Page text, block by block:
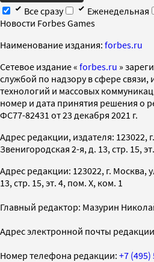
Все сразу
Еженедельная
Новости Forbes Games
Наименование издания: forbes.ru
Cетевое издание « forbes.ru »
службой по надзору в сфере
технологий и массовых
номер и дата принятия решения о
ФС77-82431 от 23 декабря 2021 г.
Адрес редакции, издателя: 123022,
Звенигородская 2-я, д. 13, стр. 15,
Адрес редакции: 123022, г. Москва,
13, стр. 15, эт. 4, пом. X, ком. 1
Главный редактор: Мазурин
Адрес электронной почты
Номер телефона редакции: +7 (495)